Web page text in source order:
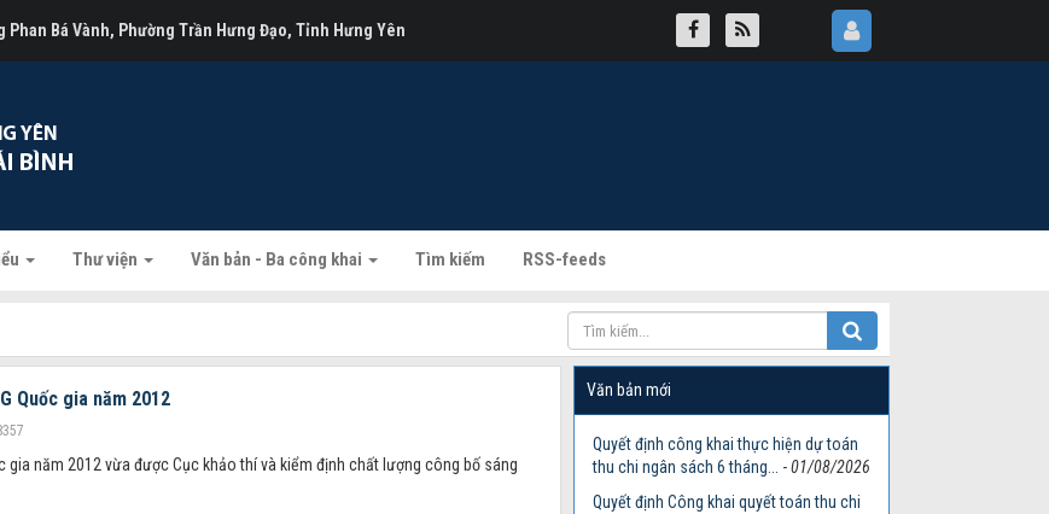
Thư viện Văn bản - Ba công khai Tìm kiếm RSS-feeds
Bá Vành, Phường Trần Hưng Đạo, Tỉnh Hưng Yên
Quốc gia năm 2012
gia năm 2012 vừa được Cục khảo thí và kiểm định chất lượng công bố sáng
Văn bản mới
Quyết định công khai thực hiện dự toán
thu chi ngân sách 6 tháng...
-01/08/2026
Quyết định Công khai quyết toán thu chi